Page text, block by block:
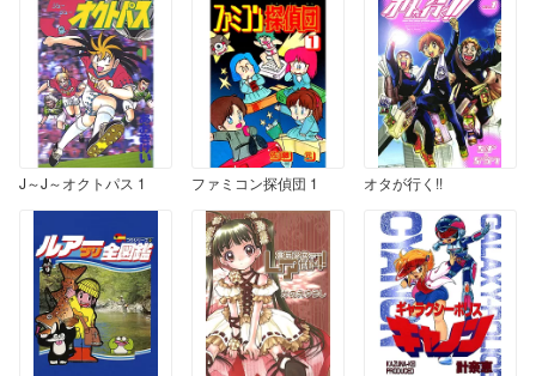
J～J～オクトパス 1 ファミコン探偵団 1 オタが行く!!